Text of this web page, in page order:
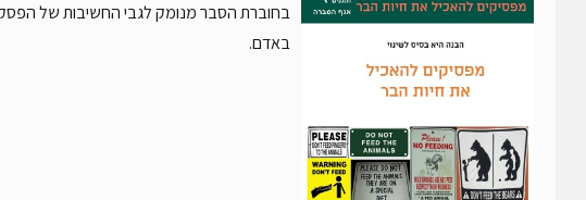
בחוברת הסבר מנומק לגבי החשיבות של
באדם.